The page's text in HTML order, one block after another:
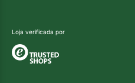
Loja verificada por